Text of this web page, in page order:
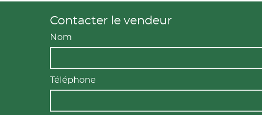
Contacter le vendeur
Nom
Téléphone